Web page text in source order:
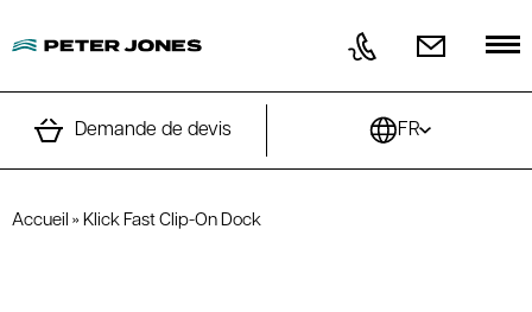
Demande de devis FR
Accueil » Klick Fast Clip-On Dock